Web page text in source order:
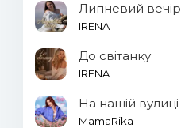
Липневий вечір
IRENA
До світанку
IRENA
На нашій вулиці
MamaRika